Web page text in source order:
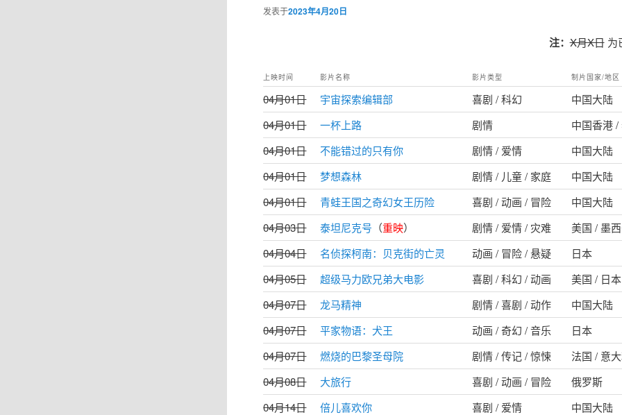
发表于2023年4月20日
注：X月X日为
上映时间 影片名称 影片类型 制片国家/地区
04月01日 宇宙探索编辑部 喜剧 / 科幻
中国大陆
04月01日
一杯上路 剧情
中国香港 /
04月01日
不能错过的只有你 剧情 / 爱情
中国大陆
04月01日
梦想森林 剧情 / 儿童 / 家庭
中国大陆
04月01日
青蛙王国之奇幻女王历险 喜剧 / 动画 / 冒险
中国大陆
04月03日
泰坦尼克号 （重映） 剧情 / 爱情 / 灾难
美国 / 墨
04月04日
名侦探柯南：贝克街的亡灵 动画 / 冒险 / 悬疑
日本
04月05日
超级马力欧兄弟大电影 喜剧 / 科幻 / 动画
美国 / 日本
04月07日
龙马精神 剧情 / 喜剧 / 动作
中国大陆
04月07日
平家物语：犬王 动画 / 奇幻 / 音乐
日本
04月07日
燃烧的巴黎圣母院 剧情 / 传记 / 惊悚
法国 / 意
04月08日
大旅行 喜剧 / 动画 / 冒险
俄罗斯
04月14日
倍儿喜欢你 喜剧 / 爱情
中国大陆